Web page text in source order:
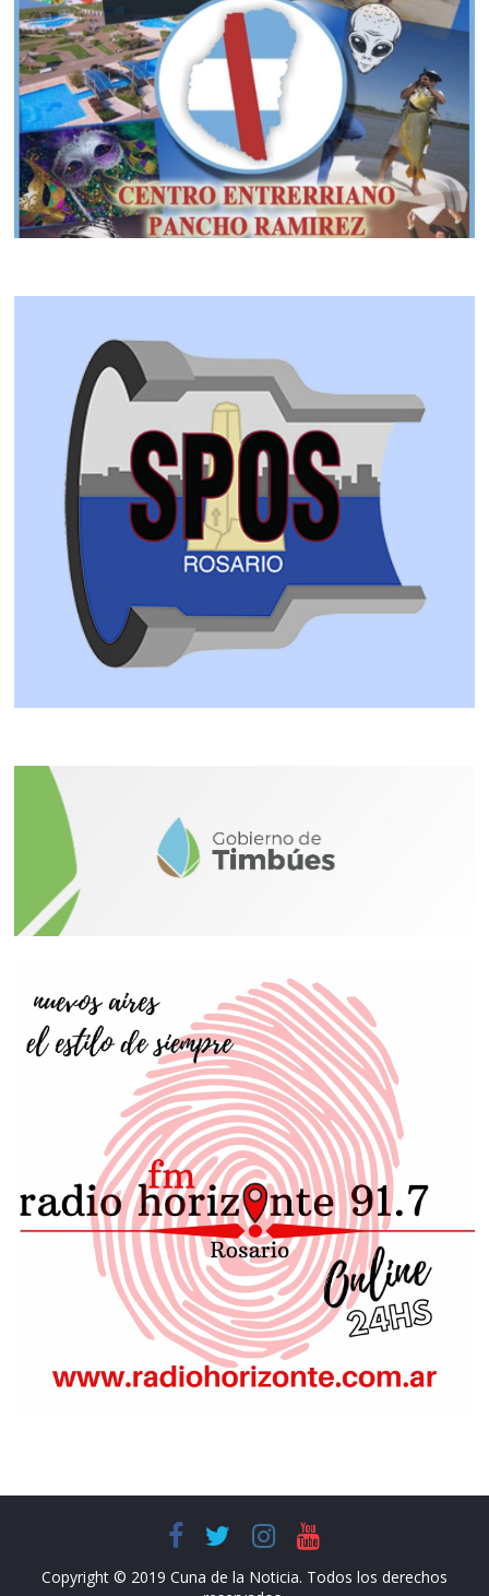
Copyright © 2019 Cuna de la Noticia. Todos los derechos